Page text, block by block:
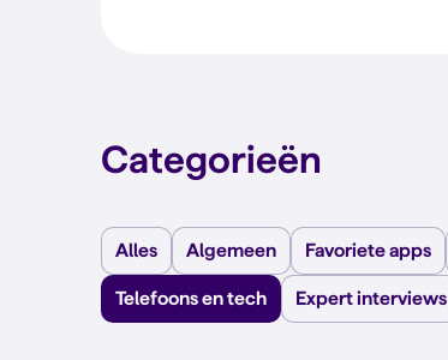
Categorieën
Alles Algemeen Favoriete apps
Telefoons en tech Expert interviews